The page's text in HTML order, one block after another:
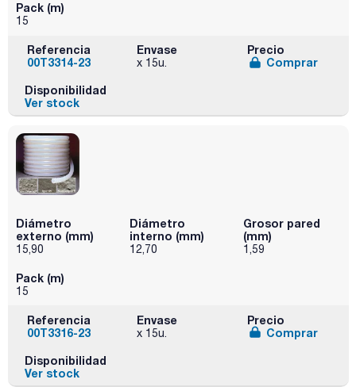
Pack (m)
15
Referencia
00T3314-23
Envase
x 15u.
Precio
Comprar
Disponibilidad
Ver stock
Diámetro
externo (mm)
15,90
Diámetro
interno (mm)
12,70
Grosor pared
(mm)
1,59
Pack (m)
15
Referencia
00T3316-23
Envase
x 15u.
Precio
Comprar
Disponibilidad
Ver stock